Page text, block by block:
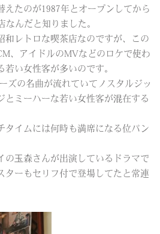
えたのが1987年とオープンしてから
なんだと知りました。
和レトロな喫茶店なのですが、この
、アイドルのMVなどのロケで使わ
い女性客が多いのです。
ズの名曲が流れていてノスタルジッ
とミーハーな若い女性客が混在する
タイムには何時も満席になる位パン
の玉森さんが出演しているドラマで
ターもセリフ付で登場してたと常連